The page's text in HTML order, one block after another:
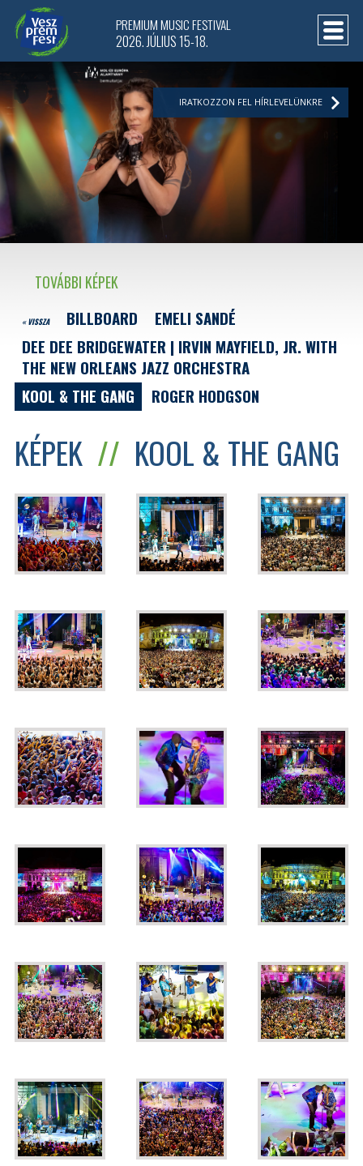
KÉPEK // KOOL & THE GANG
TOVÁBBI KÉPEK
« VISSZA BILLBOARD
EMELI SANDÉ
DEE DEE BRIDGEWATER | IRVIN MAYFIELD, JR. WITH
THE NEW ORLEANS JAZZ ORCHESTRA
KOOL & THE GANG
ROGER HODGSON
PREMIUM MUSIC FESTIVAL
2026. JÚLIUS 15-18.
IRATKOZZON FEL HÍRLEVELÜNKRE